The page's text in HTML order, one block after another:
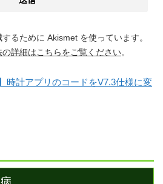
るために Akismet を使っています。
詳細はこちらをご覧ください。
時計アプリのコードをV7.3仕様に変